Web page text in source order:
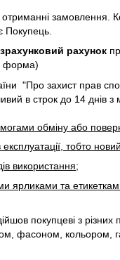
замовлення.
Покупець.
рахунок
форма)
"Про захист прав
в строк до 14 днів
обміну або
тобто
використання;
ярликами та
покупцеві з різних
фасоном, кольором,